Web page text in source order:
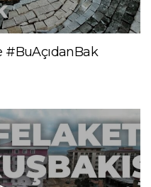
#BuAçıdanBak